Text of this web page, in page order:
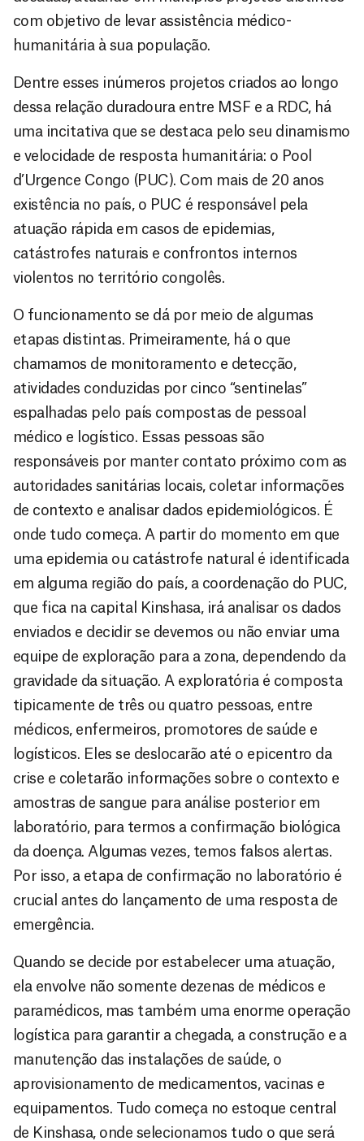
com objetivo de levar assistência médico-
humanitária à sua população.
Dentre esses inúmeros projetos criados ao longo
dessa relação duradoura entre MSF e a RDC, há
uma incitativa que se destaca pelo seu dinamismo
e velocidade de resposta humanitária: o Pool
d’Urgence Congo (PUC). Com mais de 20 anos
existência no país, o PUC é responsável pela
atuação rápida em casos de epidemias,
catástrofes naturais e confrontos internos
violentos no território congolês.
O funcionamento se dá por meio de algumas
etapas distintas. Primeiramente, há o que
chamamos de monitoramento e detecção,
atividades conduzidas por cinco “sentinelas”
espalhadas pelo país compostas de pessoal
médico e logístico. Essas pessoas são
responsáveis por manter contato próximo com as
autoridades sanitárias locais, coletar informações
de contexto e analisar dados epidemiológicos. É
onde tudo começa. A partir do momento em que
uma epidemia ou catástrofe natural é identificada
em alguma região do país, a coordenação do PUC,
que fica na capital Kinshasa, irá analisar os dados
enviados e decidir se devemos ou não enviar uma
equipe de exploração para a zona, dependendo da
gravidade da situação. A exploratória é composta
tipicamente de três ou quatro pessoas, entre
médicos, enfermeiros, promotores de saúde e
logísticos. Eles se deslocarão até o epicentro da
crise e coletarão informações sobre o contexto e
amostras de sangue para análise posterior em
laboratório, para termos a confirmação biológica
da doença. Algumas vezes, temos falsos alertas.
Por isso, a etapa de confirmação no laboratório é
crucial antes do lançamento de uma resposta de
emergência.
Quando se decide por estabelecer uma atuação,
ela envolve não somente dezenas de médicos e
paramédicos, mas também uma enorme operação
logística para garantir a chegada, a construção e a
manutenção das instalações de saúde, o
aprovisionamento de medicamentos, vacinas e
equipamentos. Tudo começa no estoque central
de Kinshasa, onde selecionamos tudo o que será